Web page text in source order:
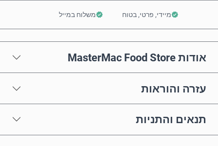
מיידי, פרטי, בטוח משלוח במייל
אודות MasterMac Food Store
עזרה והוראות
תנאים והתניות